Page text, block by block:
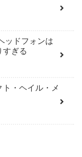
ッドフォンは
ぎる
ト・ヘイル・メ